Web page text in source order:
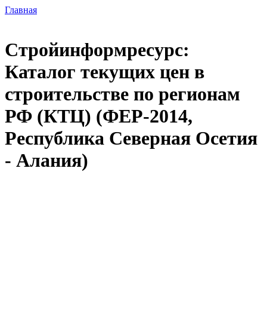
Главная
Стройинформресурс:
Каталог текущих цен в
строительстве по регионам
РФ (КТЦ) (ФЕР-2014,
Республика Северная Осетия
- Алания)